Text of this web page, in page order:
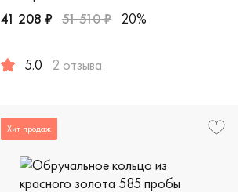
41 208 ₽ 51 510 ₽ 20%
5.0 2 отзыва
Хит продаж